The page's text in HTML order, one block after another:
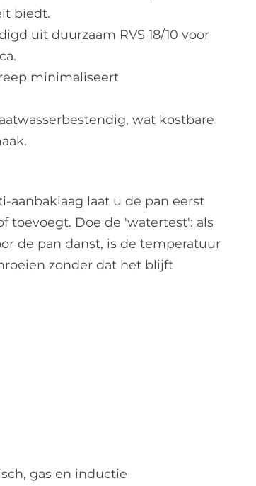
biedt.
uit duurzaam RVS 18/10 voor
minimaliseert
wat kostbare
aanbaklaag laat u de pan eerst
toevoegt. Doe de 'watertest': als
de pan danst, is de temperatuur
zonder dat het blijft
gas en inductie